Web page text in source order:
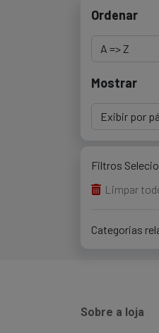
Ordenar
Mostrar
Filtros
Limpar
Categorias
Sobre a loja